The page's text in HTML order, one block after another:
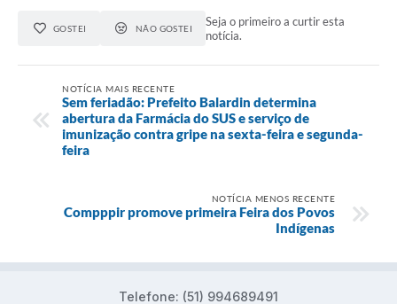
GOSTEI NÃO GOSTEI
Seja o primeiro a curtir esta
notícia.
NOTÍCIA MAIS RECENTE
Sem feriadão: Prefeito Balardin determina
abertura da Farmácia do SUS e serviço de
imunização contra gripe na sexta-feira e segunda-
feira
NOTÍCIA MENOS RECENTE
Compppir promove primeira Feira dos Povos
Indígenas
Telefone: (51) 994689491